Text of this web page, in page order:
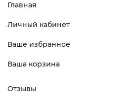
Главная
Личный кабинет
Ваше избранное
Ваша корзина
Отзывы